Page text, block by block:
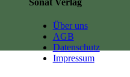
Sonat Verlag
Über uns
AGB
Datenschutz
Impressum